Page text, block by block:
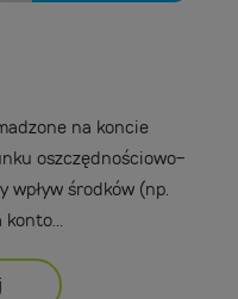
na koncie
oszczędnościowo-
wpływ środków (np.